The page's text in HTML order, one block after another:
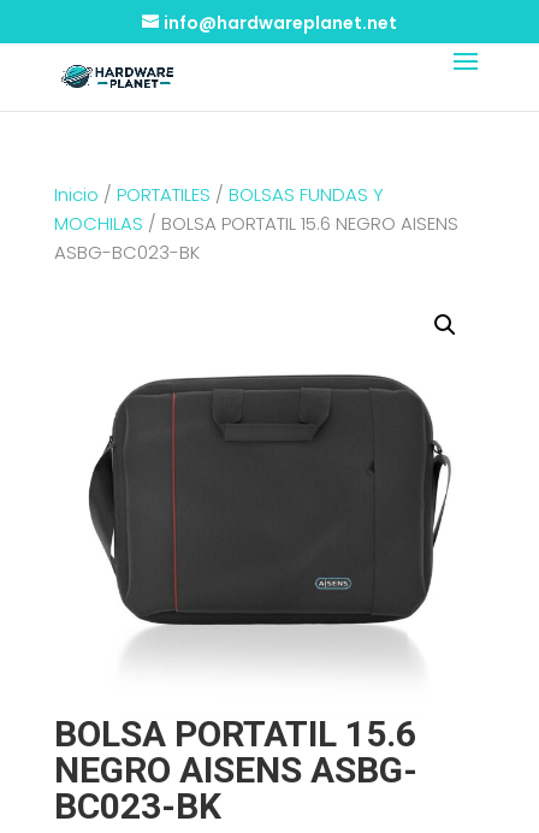
info@hardwareplanet.net
Inicio / PORTATILES / BOLSAS FUNDAS Y
MOCHILAS / BOLSA PORTATIL 15.6 NEGRO AISENS
ASBG-BC023-BK
BOLSA PORTATIL 15.6
NEGRO AISENS ASBG-
BC023-BK